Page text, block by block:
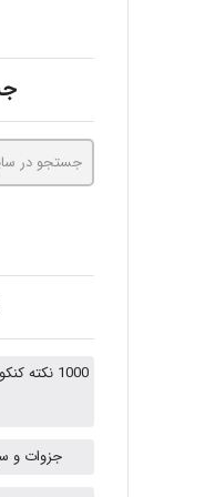
1000
جزوات و